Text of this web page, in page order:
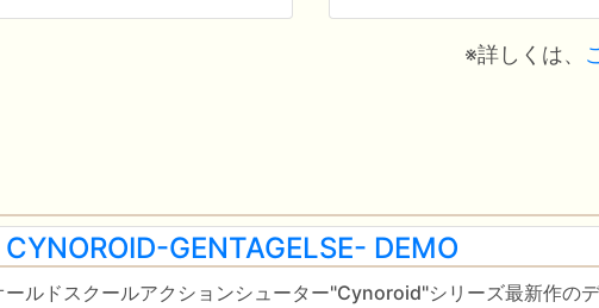
※詳しくは、
CYNOROID-GENTAGELSE- DEMO
ールドスクールアクションシューター"Cynoroid"シリーズ最新作のデ